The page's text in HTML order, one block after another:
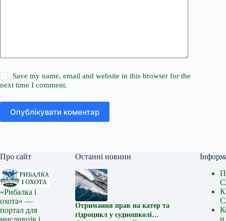
Save my name, email and website in this browser for the
next time I comment.
Опублікувати коментар
Про сайт
«Рибалка і
охота» —
портал для
мисливців і
Останні новини
Отримання прав на катер та
гідроцикл у судношколі
и